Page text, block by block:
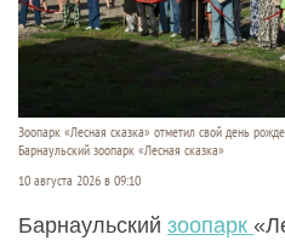
Зоопарк «Лесная сказка» отметил свой день
Барнаульский зоопарк «Лесная сказка»
10 августа 2026 в 09:10
Барнаульский зоопарк